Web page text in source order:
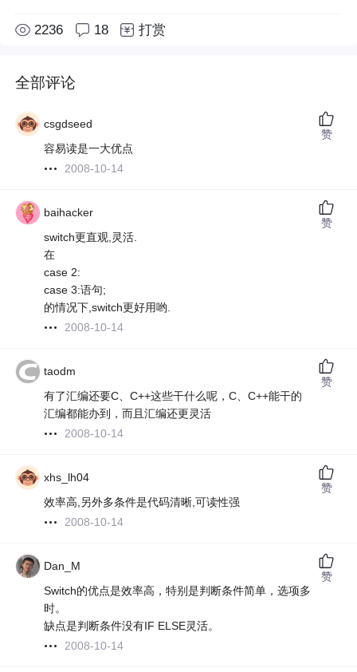
2236 18 打赏
全部评论
csgdseed
容易读是一大优点
2008-10-14
赞
baihacker
switch更直观,灵活.
在
case 2:
case 3:语句;
的情况下,switch更好用哟.
2008-10-14
赞
taodm
有了汇编还要C、C++这些干什么呢，C、C++能干的
汇编都能办到，而且汇编还更灵活
2008-10-14
赞
xhs_lh04
效率高,另外多条件是代码清晰,可读性强
2008-10-14
赞
Dan_M
Switch的优点是效率高，特别是判断条件简单，选项多
时。
缺点是判断条件没有IF ELSE灵活。
2008-10-14
赞